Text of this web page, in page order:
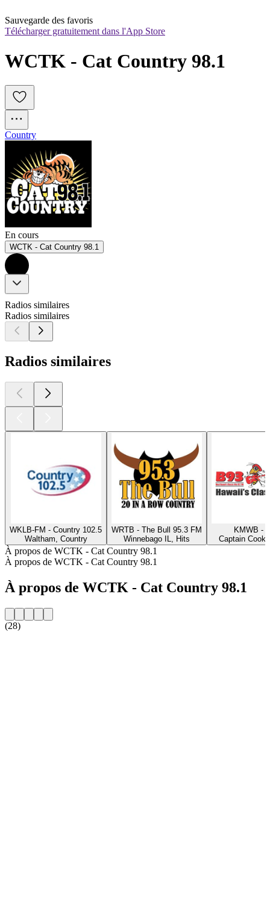
Sauvegarde des favoris
Télécharger gratuitement dans l'App Store
WCTK - Cat Country 98.1
Country
En cours
WCTK - Cat Country 98.1
Radios similaires
Radios similaires
Radios similaires
WKLB-FM - Country 102.5
Waltham, Country
WRTB - The Bull 95.3 FM
Winnebago IL, Hits
KMWB -
Captain Cook
À propos de WCTK - Cat Country 98.1
À propos de WCTK - Cat Country 98.1
À propos de WCTK - Cat Country 98.1
(28)